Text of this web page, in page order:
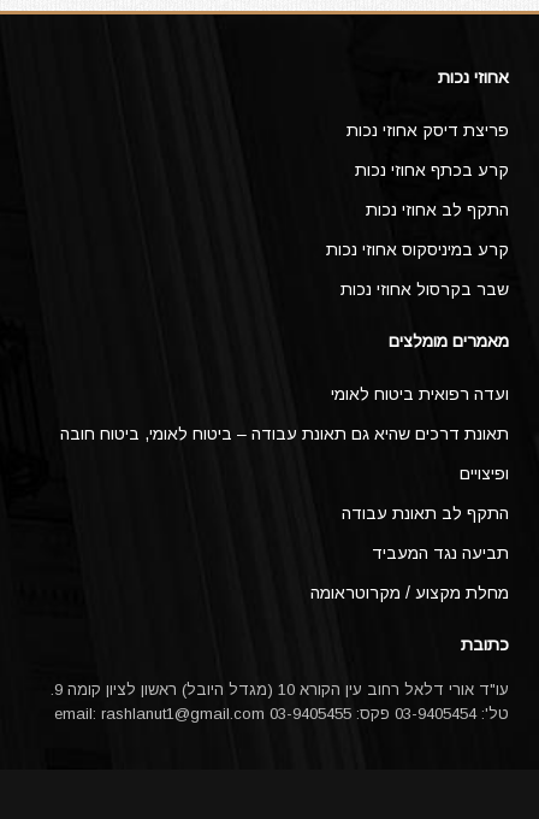
אחוזי נכות
פריצת דיסק אחוזי נכות
קרע בכתף אחוזי נכות
התקף לב אחוזי נכות
קרע במיניסקוס אחוזי נכות
שבר בקרסול אחוזי נכות
מאמרים מומלצים
ועדה רפואית ביטוח לאומי
תאונת דרכים שהיא גם תאונת עבודה – ביטוח לאומי, ביטוח חובה
ופיצויים
התקף לב תאונת עבודה
תביעה נגד המעביד
מחלת מקצוע / מקרוטראומה
כתובת
עו"ד אורי דלאל רחוב עין הקורא 10 (מגדל היובל) ראשון לציון קומה 9.
טל': 03-9405454 פקס: 03-9405455 email:
rashlanut1@gmail.com